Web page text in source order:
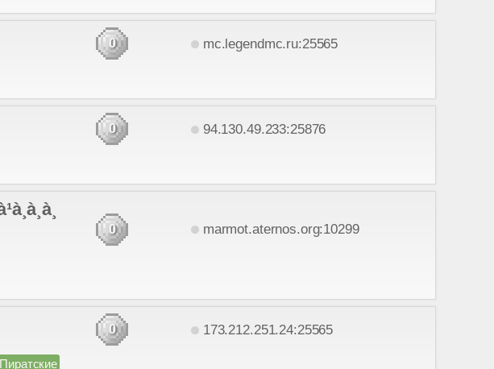
0 mc.legendmc.ru:25565
0 94.130.49.233:25876
0 marmot.aternos.org:10299
0 173.212.251.24:25565
Пиратские